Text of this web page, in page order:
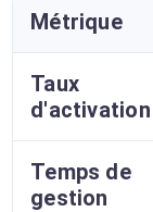
Métrique
Taux
d'activation
Temps de
gestion